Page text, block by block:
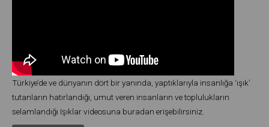
Türkiye’de ve dünyanın dört bir yanında, yaptıklarıyla insanlığa ‘ışık’
tutanların hatırlandığı, umut veren insanların ve toplulukların
selamlandığı Işıklar videosuna buradan erişebilirsiniz.